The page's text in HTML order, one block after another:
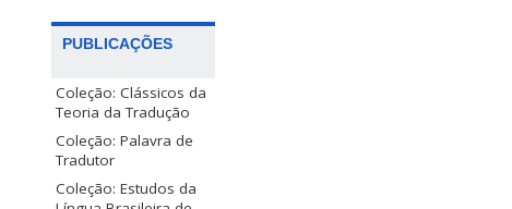
PUBLICAÇÕES
Coleção: Clássicos da
Teoria da Tradução
Coleção: Palavra de
Tradutor
Coleção: Estudos da